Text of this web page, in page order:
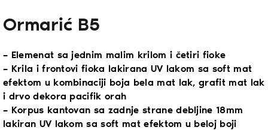
Ormarić B5
– Elemenat sa jednim malim krilom i četiri fioke
– Krila i frontovi fioka lakirana UV lakom sa soft mat
efektom u kombinaciji boja bela mat lak, grafit mat lak
i drvo dekora pacifik orah
– Korpus kantovan sa zadnje strane debljine 18mm
lakiran UV lakom sa soft mat efektom u beloj boji